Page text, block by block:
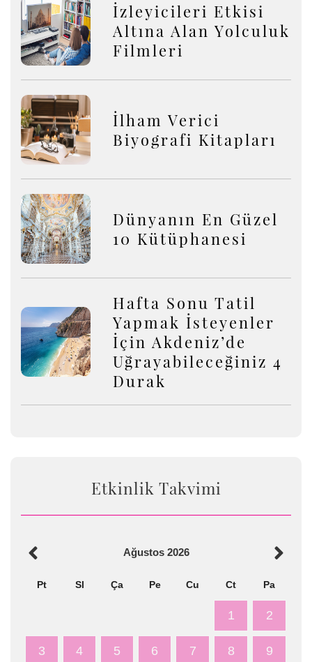
İzleyicileri Etkisi
Altına Alan Yolculuk
Filmleri
İlham Verici
Biyografi Kitapları
Dünyanın En Güzel
10 Kütüphanesi
Hafta Sonu Tatil
Yapmak İsteyenler
İçin Akdeniz’de
Uğrayabileceğiniz 4
Durak
Etkinlik Takvimi
Ağustos 2026
Pt Sl Ça Pe Cu Ct Pa
1 2
3 4 5 6 7 8 9